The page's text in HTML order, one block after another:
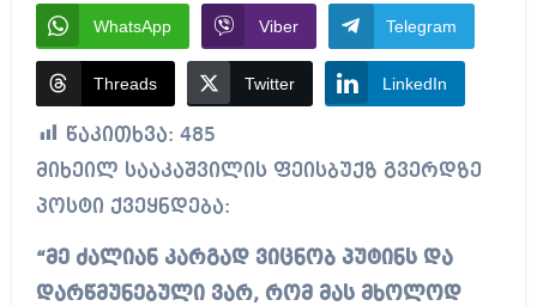
WhatsApp Viber Telegram
Threads Twitter LinkedIn
წაკითხვა: 485
მიხეილ სააკაშვილის ფეისბუქზ გვერდზე
პოსტი ქვეყნდება:
“მე ძალიან კარგად ვიცნობ პუტინს და
დარწმუნებული ვარ, რომ მას მხოლოდ